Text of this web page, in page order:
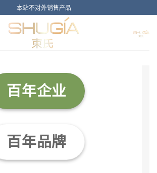
本站不对外销售产品
百年企业
百年品牌